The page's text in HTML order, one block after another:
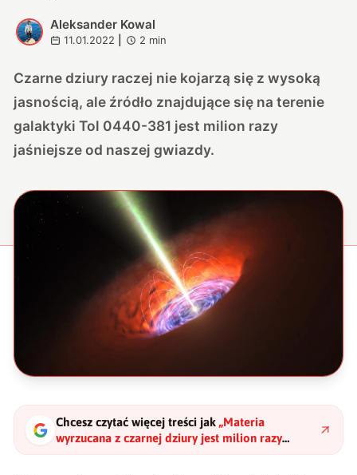
A
Aleksander Kowal
11.01.2022 2 min
Czarne dziury raczej nie kojarzą się z wysoką
jasnością, ale źródło znajdujące się na terenie
galaktyki Tol 0440-381 jest milion razy
jaśniejsze od naszej gwiazdy.
Chcesz czytać więcej treści jak „Materia
wyrzucana z czarnej dziury jest milion razy
jaśniejsza od Słońca. Stanowi klucz do